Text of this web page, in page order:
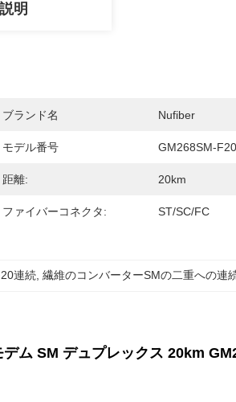
明
ブランド名 Nufiber
モデル番号 GM268SM-F20
距離: 20km
ファイバーコネクタ: ST/SC/FC
連続 , 繊維のコンバーターSMの二重への連
ム SM デュプレックス 20km